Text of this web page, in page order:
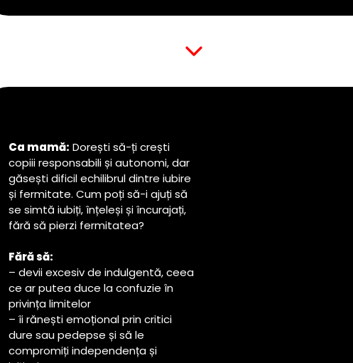
Ca mamă: Dorești să-ți crești
copiii responsabili și autonomi, dar
găsești dificil echilibrul dintre iubire
și fermitate. Cum poți să-i ajuți să
se simtă iubiți, înțeleși și încurajați,
fără să pierzi fermitatea?
Fără să:
– devii excesiv de indulgentă, ceea
ce ar putea duce la confuzie în
privința limitelor
– îi rănești emoțional prin critici
dure sau pedepse și să le
compromiți independența și